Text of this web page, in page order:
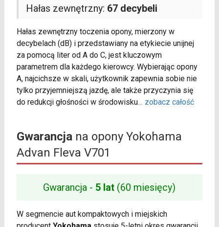
Hałas zewnętrzny: 67 decybeli
Hałas zewnętrzny toczenia opony, mierzony w
decybelach (dB) i przedstawiany na etykiecie unijnej
za pomocą liter od A do C, jest kluczowym
parametrem dla każdego kierowcy. Wybierając opony
A, najcichsze w skali, użytkownik zapewnia sobie nie
tylko przyjemniejszą jazdę, ale także przyczynia się
do redukcji głośności w środowisku... zobacz całość
Gwarancjana opony Yokohama
Advan Fleva V701
Gwarancja - 5 lat (60 miesięcy)
W segmencie aut kompaktowych i miejskich